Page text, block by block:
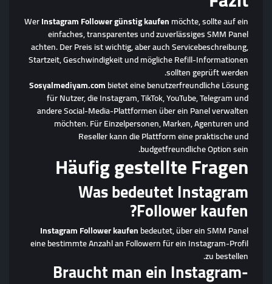
WerInstagram Follower günstig kaufenmöchte, sollte auf ein
einfaches, transparentes und zuverlässiges SMM Panel
achten. Der Preis ist wichtig, aber auch Servicebeschreibung,
Startzeit, Geschwindigkeit und mögliche Refill-Informationen
sollten geprüft werden.
Sosyalmediyam.combietet eine benutzerfreundliche Lösung
für Nutzer, die Instagram, TikTok, YouTube, Telegram und
andere Social-Media-Plattformen über ein Panel verwalten
möchten. Für Einzelpersonen, Marken, Agenturen und
Reseller kann die Plattform eine praktische und
budgetfreundliche Option sein.
Häufig gestellte Fragen
Was bedeutet Instagram
Follower kaufen?
Instagram Follower kaufenbedeutet, über ein SMM Panel
eine bestimmte Anzahl an Followern für ein Instagram-Profil
zu bestellen.
Braucht man ein Instagram-